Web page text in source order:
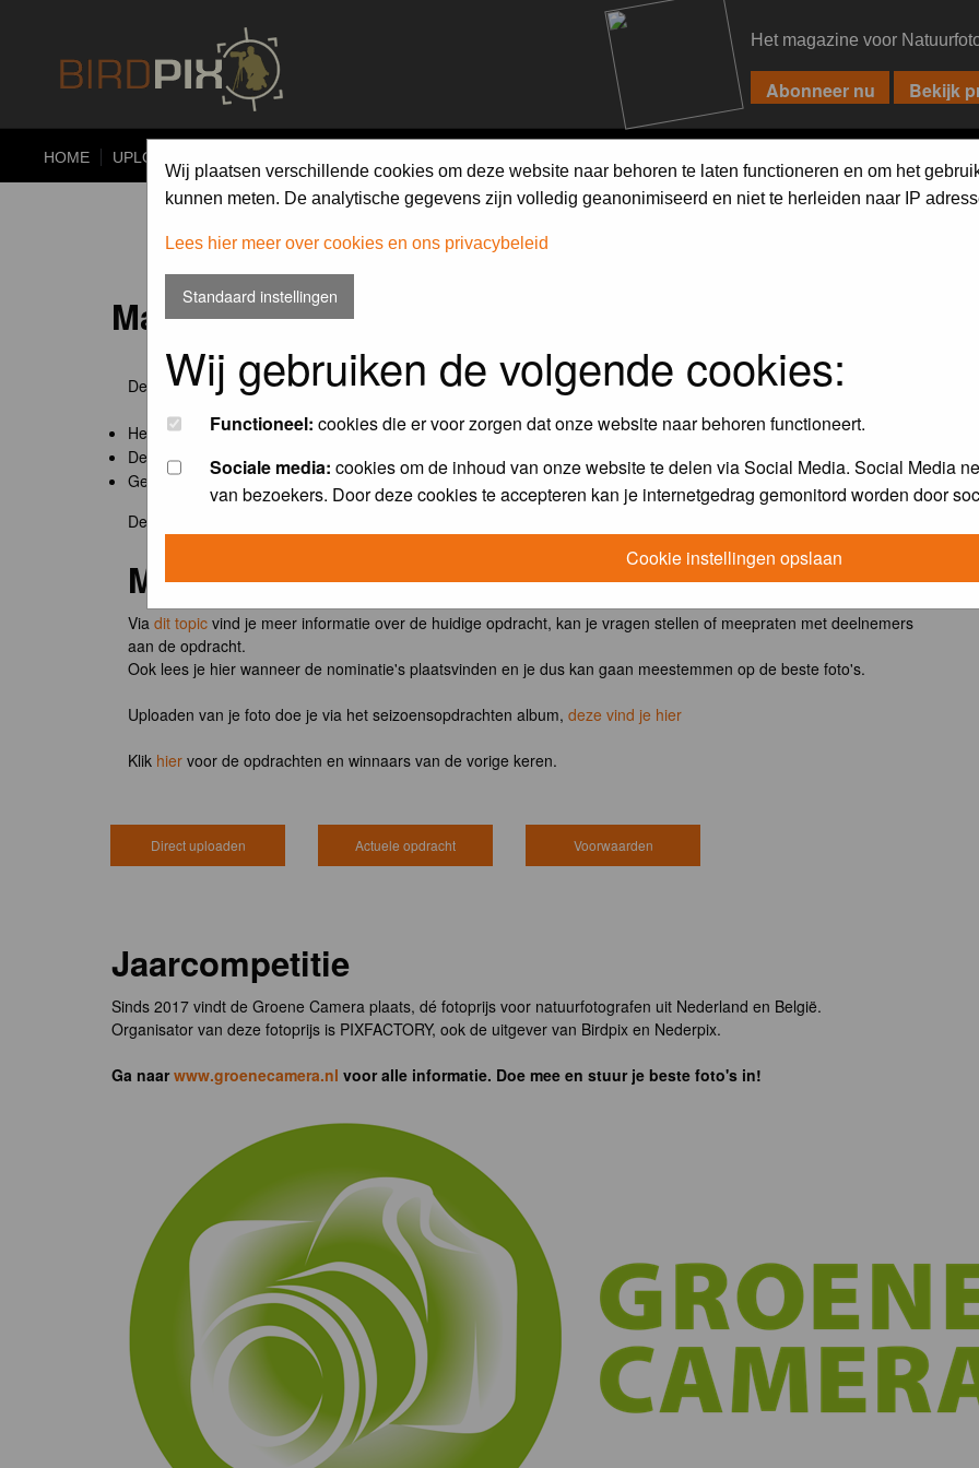
Het magazine voor
HOME UPLOAD
Wij plaatsen verschillende cookies om deze website naar behoren te laten functioneren en om het
kunnen meten. De analytische gegevens zijn volledig geanonimiseerd en niet te herleiden naar IP
Lees hier meer over cookies en ons privacybeleid
Standaard instellingen
Wij gebruiken de volgende cookies:
Functioneel: cookies die er voor zorgen dat onze website naar behoren functioneert.
Sociale media: cookies om de inhoud van onze website te delen via Social Media. Social Media
van bezoekers. Door deze cookies te accepteren kan je internetgedrag gemonitord worden door
Cookie instellingen opslaan
Maandopdracht 'lentekriebels'
De maandopdracht van Birdpix is een competitie voor en door de Birdpix fotografen community:
Het onderwerp van de opdracht wordt bepaald door de winnaar van de laatste maandopdracht
De community nomineert de winnaar.
Geregistreerde gebruikers van Birdpix kunnen onderdeze voorwaardendeelnemen.
De winnaar van de maandopdracht 'lentekriebels' ontvangt het boek
Meedoen?
Via dit topic vind je meer informatie over de huidige opdracht, kan je vragen stellen of meepraten met deelnemers
aan de opdracht.
Ook lees je hier wanneer de nominatie's plaatsvinden en je dus kan gaan meestemmen op de beste foto's.
Uploaden van je foto doe je via het seizoensopdrachten album, deze vind je hier
Klik hier voor de opdrachten en winnaars van de vorige keren.
Direct uploaden Actuele opdracht Voorwaarden
Jaarcompetitie
Sinds 2017 vindt de Groene Camera plaats, dé fotoprijs voor natuurfotografen uit Nederland en België.
Organisator van deze fotoprijs is PIXFACTORY, ook de uitgever van Birdpix en Nederpix.
Ga naarwww.groenecamera.nl voor alle informatie. Doe mee en stuur je beste foto's in!